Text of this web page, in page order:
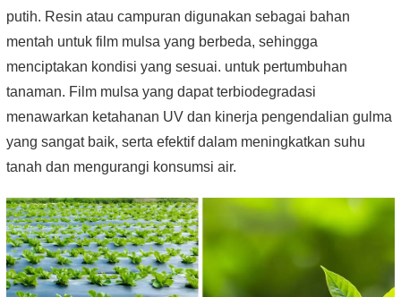
putih. Resin atau campuran digunakan sebagai bahan
mentah untuk film mulsa yang berbeda, sehingga
menciptakan kondisi yang sesuai. untuk pertumbuhan
tanaman. Film mulsa yang dapat terbiodegradasi
menawarkan ketahanan UV dan kinerja pengendalian gulma
yang sangat baik, serta efektif dalam meningkatkan suhu
tanah dan mengurangi konsumsi air.